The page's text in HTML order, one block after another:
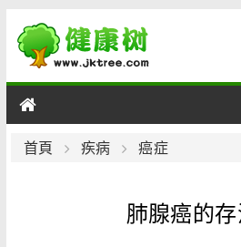
男性
首頁 疾病 癌症
肺腺癌的